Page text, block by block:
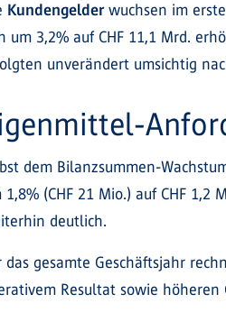
Kundengelder wuchsen im
um 3,2% auf CHF 11,1 Mrd.
unverändert umsichtig
dem Bilanzsummen-
1,8% (CHF 21 Mio.) auf CHF
deutlich.
das gesamte Geschäftsjahr
Resultat sowie höheren